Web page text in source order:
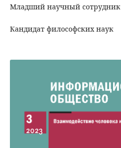
Младший научный сотрудник
Кандидат философских наук